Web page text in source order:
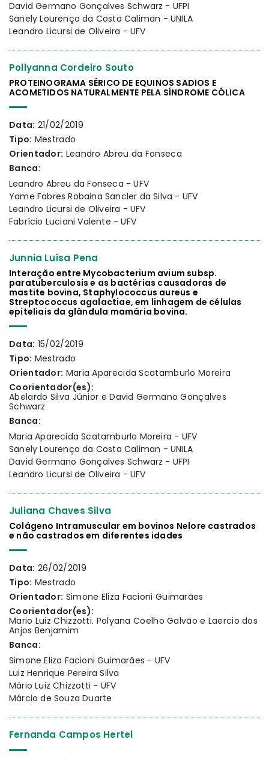
David Germano Gonçalves Schwarz - UFPI
Sanely Lourenço da Costa Caliman - UNILA
Leandro Licursi de Oliveira - UFV
Pollyanna Cordeiro Souto
PROTEINOGRAMA SÉRICO DE EQUINOS SADIOS E
ACOMETIDOS NATURALMENTE PELA SÍNDROME CÓLICA
Data: 21/02/2019
Tipo: Mestrado
Orientador: Leandro Abreu da Fonseca
Banca:
Leandro Abreu da Fonseca - UFV
Yame Fabres Robaina Sancler da Silva - UFV
Leandro Licursi de Oliveira - UFV
Fabrício Luciani Valente - UFV
Junnia Luísa Pena
Interação entre Mycobacterium avium subsp.
paratuberculosis e as bactérias causadoras de
mastite bovina, Staphylococcus aureus e
Streptococcus agalactiae, em linhagem de células
epiteliais da glândula mamária bovina.
Data: 15/02/2019
Tipo: Mestrado
Orientador: Maria Aparecida Scatamburlo Moreira
Coorientador(es):
Abelardo Silva Júnior e David Germano Gonçalves
Schwarz
Banca:
Maria Aparecida Scatamburlo Moreira - UFV
Sanely Lourenço da Costa Caliman - UNILA
David Germano Gonçalves Schwarz - UFPI
Leandro Licursi de Oliveira - UFV
Juliana Chaves Silva
Colágeno Intramuscular em bovinos Nelore castrados
e não castrados em diferentes idades
Data: 26/02/2019
Tipo: Mestrado
Orientador: Simone Eliza Facioni Guimarães
Coorientador(es):
Mario Luiz Chizzotti. Polyana Coelho Galvão e Laercio dos
Anjos Benjamim
Banca:
Simone Eliza Facioni Guimarães - UFV
Luiz Henrique Pereira Silva
Mário Luiz Chizzotti - UFV
Márcio de Souza Duarte
Fernanda Campos Hertel